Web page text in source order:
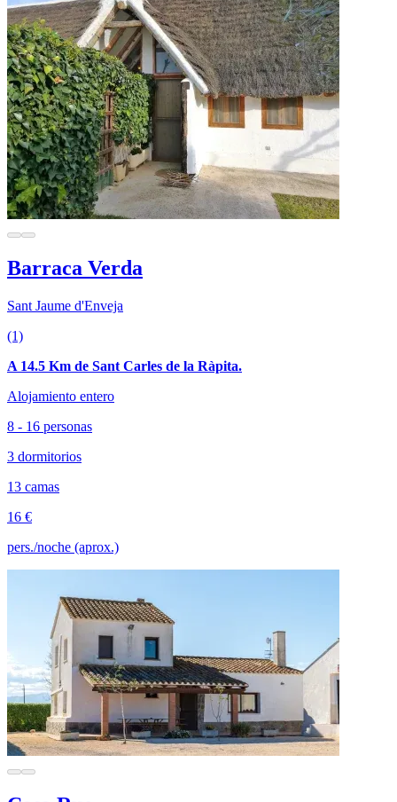
Barraca Verda
Sant Jaume d'Enveja
(1)
A 14.5 Km de Sant Carles de la Ràpita.
Alojamiento entero
8 - 16 personas
3 dormitorios
13 camas
16 €
pers./noche (aprox.)